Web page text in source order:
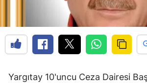
Yargıtay 10'uncu Ceza Dairesi